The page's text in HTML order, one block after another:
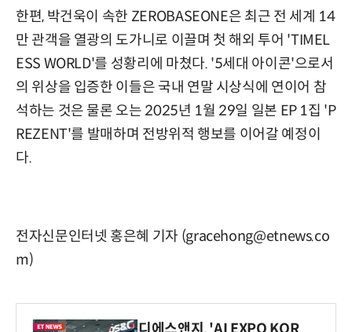
한편, 박건욱이 속한 ZEROBASEONE은 최근 전 세계 14
만 관객을 열광의 도가니로 이끌며 첫 해외 투어 'TIMEL
ESS WORLD'를 성황리에 마쳤다. '5세대 아이콘'으로서
의 위상을 입증한 이들은 국내 연말 시상식에 연이어 참
석하는 것은 물론 오는 2025년 1월 29일 일본 EP 1집 'P
REZENT'를 발매하며 전방위적 행보를 이어갈 예정이
다.
전자신문인터넷 홍은혜 기자 (gracehong@etnews.co
m)